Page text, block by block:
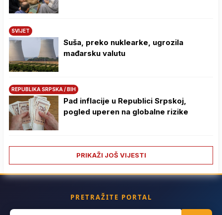
SVIJET
Suša, preko nuklearke, ugrozila
mađarsku valutu
REPUBLIKA SRPSKA / BIH
Pad inflacije u Republici Srpskoj,
pogled uperen na globalne rizike
PRIKAŽI JOŠ VIJESTI
PRETRAŽITE PORTAL